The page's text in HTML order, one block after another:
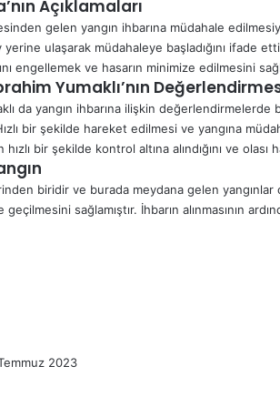
Açıklamaları
gelen yangın ihbarına müdahale
ulaşarak müdahaleye başladığını ifade
engellemek ve hasarın minimize edilmesini
Yumaklı’nın
da yangın ihbarına ilişkin
bir şekilde hareket edilmesi ve yangına
hızlı bir şekilde kontrol altına alındığını ve
biridir ve burada meydana gelen
sağlamıştır. İhbarın alınmasının
2023